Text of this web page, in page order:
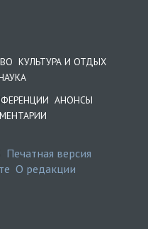
КУЛЬТУРА И ОТДЫХ
АНОНСЫ
Печатная версия
О редакции